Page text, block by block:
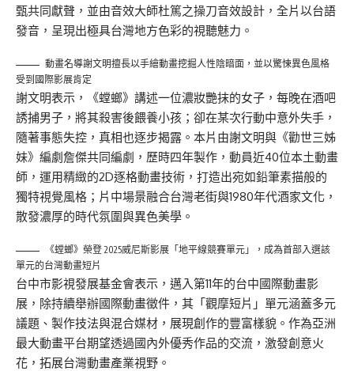
甄共同獻聲，並由音效大師杜篤之操刀音效設計，全片以台語
發音，呈現出極具台灣地方色彩的視聽魅力。
動畫名導謝文明擅長以手繪動畫挖掘人性陰暗面，並以驚悚異色風格
受到國際影展肯定
謝文明表示，《螳螂》講述一位濃妝艷抹的女子，每晚在酒吧
誘捕男子，將其殺害後餵養小孩；卻在某次行動中意外失手，
隨著事態失控，真相也逐步揭露。本片由謝文明與《勸世三姊
妹》編劇詹傑共同編劇，歷時四年製作，動員近40位本土動畫
師，運用精緻的2D逐格動畫技術，打造出宛如鉛筆素描般的
獨特視覺風格；片中場景融合台灣老街與1980年代酒家文化，
散發濃厚的時代氛圍與異色美學。
《螳螂》榮登 2025威尼斯影展「地平線競賽單元」，成為首部入選該
單元的台灣動畫短片
台中市影視發展基金會表示，邁入第11年的台中國際動畫影
展，除持續舉辦國際動畫徵件，其「觀摩短片」單元涵蓋多元
議題、製作技法與混合媒材，展現創作的豐富樣貌。作為亞洲
最大動畫平台期望透過國內外優秀作品的交流，激發創意火
花，拓展台灣動畫產業視野。